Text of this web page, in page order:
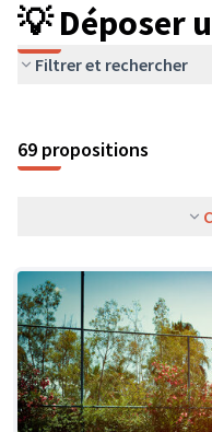
💡 Déposer
Filtrer et rechercher
69 propositions